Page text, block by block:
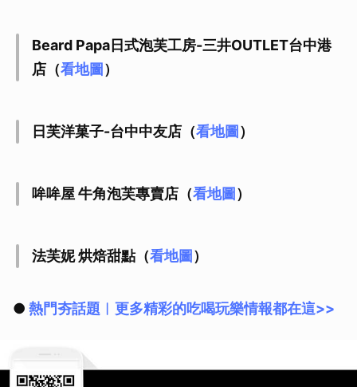
Beard Papa日式泡芙工房-三井OUTLET台中港
店（看地圖 ）
日芙洋菓子-台中中友店（看地圖 ）
哞哞屋 牛角泡芙專賣店（看地圖 ）
法芙妮 烘焙甜點（看地圖 ）
● 熱門夯話題︱更多精彩的吃喝玩樂情報都在這>>